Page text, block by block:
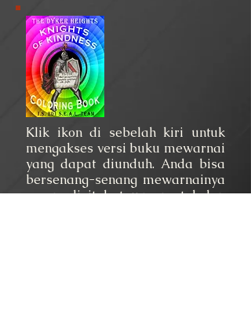
Klik ikon di sebelah kiri untuk
mengakses versi buku mewarnai
yang dapat diunduh. Anda bisa
bersenang-senang mewarnainya
secara digital atau mencetak dan